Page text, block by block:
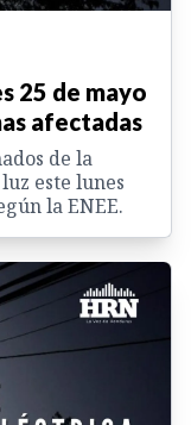
25 de mayo
afectadas
de la
este lunes
la ENEE.